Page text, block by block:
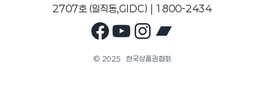
2707호 (일직동,GIDC) | 1800-2434
Facebook
YouTube
Instagram
© 2025 · 한국상품권협회